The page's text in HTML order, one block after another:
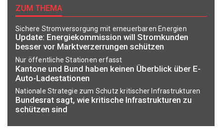
ZUM THEMA
Sichere Stromversorgung mit erneuerbaren Energien
Update: Energiekommission will Stromkunden
besser vor Marktverzerrungen schützen
Nur öffentliche Stationen erfasst
Kantone und Bund haben keinen Überblick über E-
Auto-Ladestationen
Nationale Strategie zum Schutz kritischer Infrastrukturen
Bundesrat sagt, wie kritische Infrastrukturen zu
schützen sind